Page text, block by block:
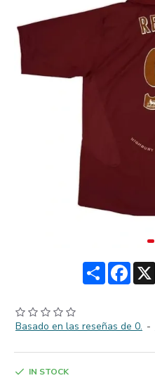
Share
Basado en las reseñas de 0. -
IN STOCK